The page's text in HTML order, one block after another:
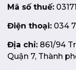
Mã số thuế:
Điện thoại: 034
Địa chỉ: 861/94
Quận 7, Thành